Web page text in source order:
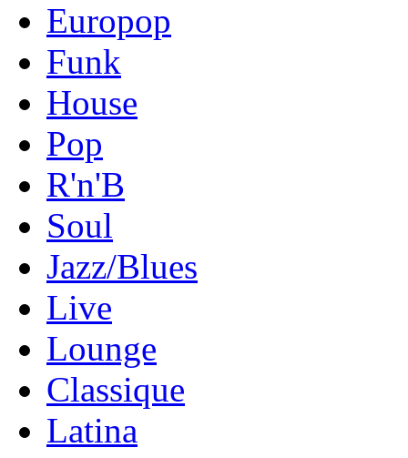
Europop
Funk
House
Pop
R'n'B
Soul
Jazz/Blues
Live
Lounge
Classique
Latina